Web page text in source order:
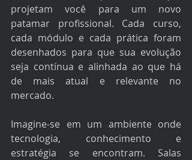
projetam você para um novo
patamar profissional. Cada curso,
cada módulo e cada prática foram
desenhados para que sua evolução
seja contínua e alinhada ao que há
de mais atual e relevante no
mercado.
Imagine-se em um ambiente onde
tecnologia, conhecimento e
estratégia se encontram. Salas